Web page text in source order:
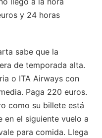
y 24 horas
sabe que la
de temporada alta.
o ITA Airways con
Paga 220 euros.
como su billete está
en el siguiente vuelo a
para comida. Llega